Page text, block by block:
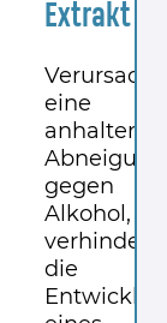
Extrakt
Verursacht
eine
Abneigung
gegen
Alkohol,
verhindert
die